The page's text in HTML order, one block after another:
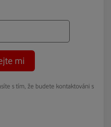
mi
s tím, že budete kontaktováni s